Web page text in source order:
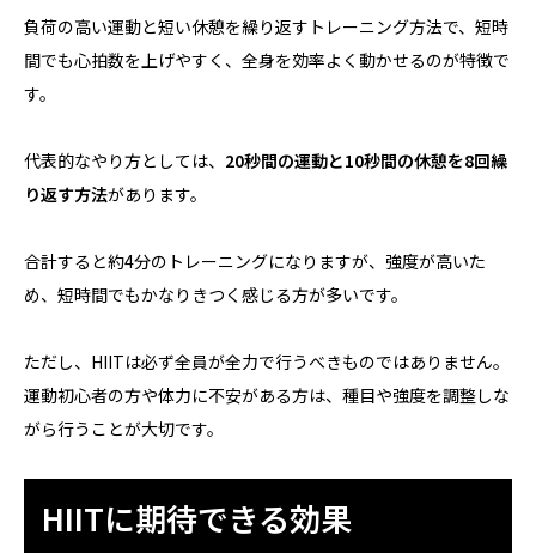
負荷の高い運動と短い休憩を繰り返すトレーニング方法で、短時
間でも心拍数を上げやすく、全身を効率よく動かせるのが特徴で
す。
代表的なやり方としては、 20秒間の運動と10秒間の休憩を8回繰
り返す方法があります。
合計すると約4分のトレーニングになりますが、強度が高いた
め、短時間でもかなりきつく感じる方が多いです。
ただし、HIITは必ず全員が全力で行うべきものではありません。
運動初心者の方や体力に不安がある方は、種目や強度を調整しな
がら行うことが大切です。
HIITに期待できる効果